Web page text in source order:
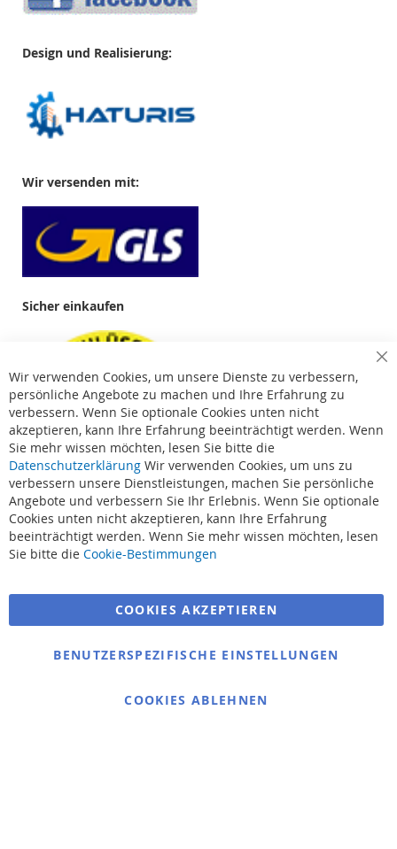
Design und Realisierung:
Wir versenden mit:
Sicher einkaufen
Suchbegriffe
Bestellungen und Rücksendungen
Kontaktieren Sie uns
Cookie Einstellungen
Wir verwenden Cookies, um unsere Dienste zu verbessern,
persönliche Angebote zu machen und Ihre Erfahrung zu
verbessern. Wenn Sie optionale Cookies unten nicht
akzeptieren, kann Ihre Erfahrung beeinträchtigt werden. Wenn
Sie mehr wissen möchten, lesen Sie bitte die
Datenschutzerklärung Wir verwenden Cookies, um uns zu
verbessern unsere Dienstleistungen, machen Sie persönliche
Angebote und verbessern Sie Ihr Erlebnis. Wenn Sie optionale
Cookies unten nicht akzeptieren, kann Ihre Erfahrung
beeinträchtigt werden. Wenn Sie mehr wissen möchten, lesen
Sie bitte die Cookie-Bestimmungen
COOKIES AKZEPTIEREN
BENUTZERSPEZIFISCHE EINSTELLUNGEN
COOKIES ABLEHNEN